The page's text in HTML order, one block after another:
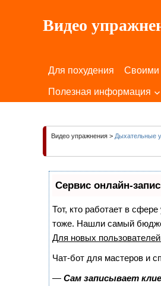
содержимому
Видео
Вашего
Для похудения Своими
Полезная информация
Видео упражнения > Дыхательные
Сервис онлайн-
Тот, кто работает в
тоже. Нашли самый
Для новых пользователей
Чат-бот для мастеров и
— Сам записывает